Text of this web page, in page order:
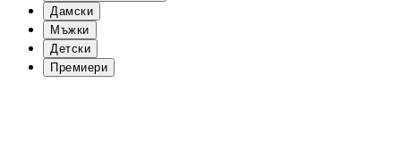
Дамски
Мъжки
Детски
Премиери